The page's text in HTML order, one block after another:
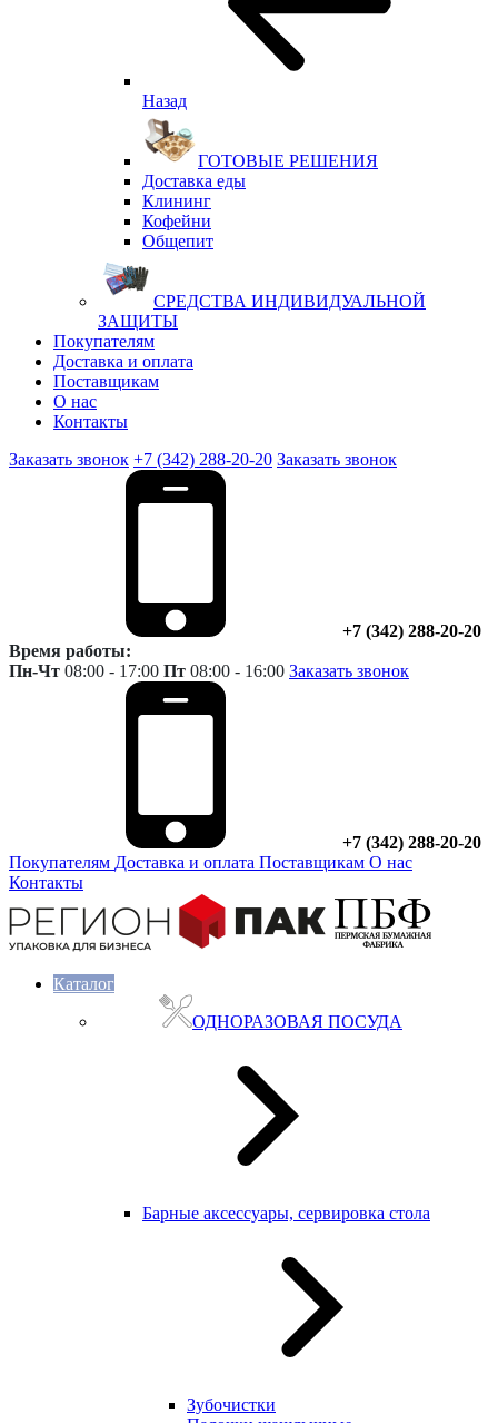
Назад
ГОТОВЫЕ РЕШЕНИЯ
Доставка еды
Клининг
Кофейни
Общепит
СРЕДСТВА ИНДИВИДУАЛЬНОЙ
ЗАЩИТЫ
Покупателям
Доставка и оплата
Поставщикам
О нас
Контакты
Заказать звонок +7 (342) 288-20-20 Заказать звонок
+7 (342) 288-20-20
Время работы:
Пн-Чт 08:00 - 17:00 Пт 08:00 - 16:00 Заказать звонок
+7 (342) 288-20-20
Покупателям Доставка и оплата Поставщикам О нас
Контакты
Каталог
ОДНОРАЗОВАЯ ПОСУДА
Барные аксессуары, сервировка стола
Зубочистки